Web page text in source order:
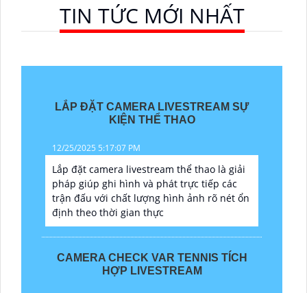
TIN TỨC MỚI NHẤT
LẮP ĐẶT CAMERA LIVESTREAM SỰ
KIỆN THỂ THAO
12/25/2025 5:17:07 PM
Lắp đặt camera livestream thể thao là giải
pháp giúp ghi hình và phát trực tiếp các
trận đấu với chất lượng hình ảnh rõ nét ổn
định theo thời gian thực
CAMERA CHECK VAR TENNIS TÍCH
HỢP LIVESTREAM